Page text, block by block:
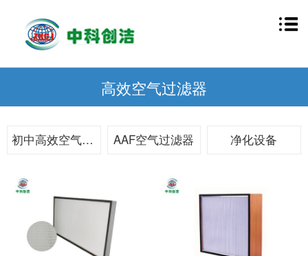
高效空气过滤器
初中高效空气过滤器 AAF空气过滤器 净化设备